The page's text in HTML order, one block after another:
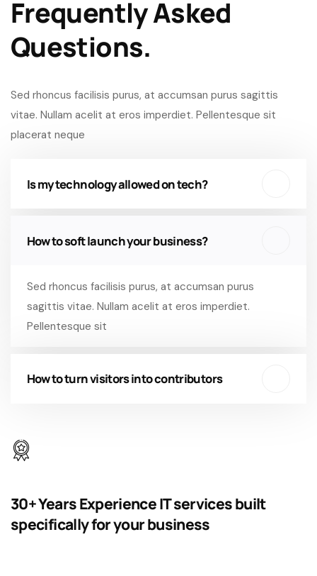
Frequently Asked
Questions.
Sed rhoncus facilisis purus, at accumsan purus sagittis
vitae. Nullam acelit at eros imperdiet. Pellentesque sit
placerat neque
Is my technology allowed on tech?
How to soft launch your business?
Sed rhoncus facilisis purus, at accumsan purus
sagittis vitae. Nullam acelit at eros imperdiet.
Pellentesque sit
How to turn visitors into contributors
30+ Years Experience IT services built
specifically for your business